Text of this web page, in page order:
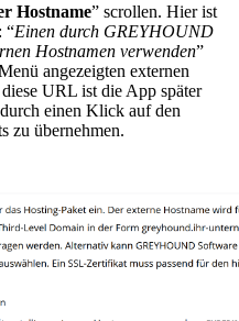
Hostname” scrollen. Hier ist
“Einen durch GREYHOUND
Hostnamen verwenden”
angezeigten externen
URL ist die App später
einen Klick auf den
zu übernehmen.